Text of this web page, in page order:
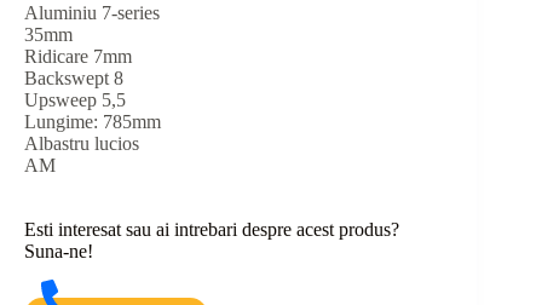
Aluminiu 7-series
35mm
Ridicare 7mm
Backswept 8
Upsweep 5,5
Lungime: 785mm
Albastru lucios
AM
Esti interesat sau ai intrebari despre acest produs?
Suna-ne!